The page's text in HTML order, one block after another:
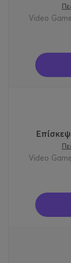
Video
Video